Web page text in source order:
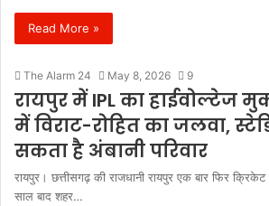
Read More »
The Alarm 24 May 8, 2026 9
रायपुर में IPL का हाईवोल्टेज
में विराट-रोहित का जलवा,
सकता है अंबानी परिवार
रायपुर। छत्तीसगढ़ की राजधानी रायपुर एक बार फिर
साल बाद शहर…